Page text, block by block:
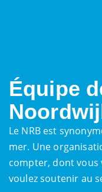
Équipe
Le NRB est
mer. Une
compter, dont vous
voulez soutenir au